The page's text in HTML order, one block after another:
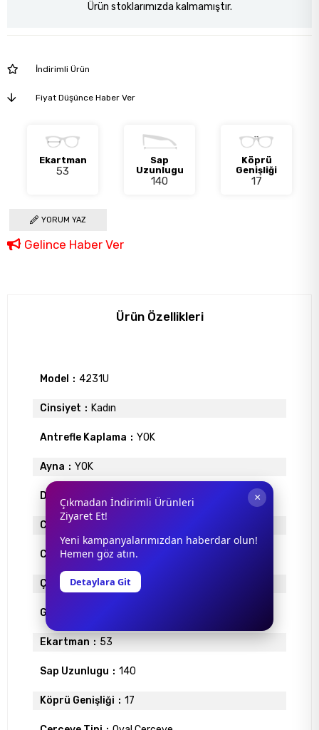
Ürün stoklarımızda kalmamıştır.
İndirimli Ürün
Fiyat Düşünce Haber Ver
Ekartman
53
Sap
Uzunlugu
140
Köprü
Genişliği
17
YORUM YAZ
Gelince Haber Ver
Ürün Özellikleri
Model 4231U
Cinsiyet Kadın
Antrefle Kaplama YOK
Ayna YOK
Degrade YOK
Cam Materyali
Cam Rengi KAHVE
Çerçeve Materyali
Gövde Rengi
Ekartman 53
Sap Uzunlugu 140
Köprü Genişliği 17
×
Çıkmadan İndirimli Ürünleri
Ziyaret Et!
Yeni kampanyalarımızdan haberdar olun!
Hemen göz atın.
Detaylara Git